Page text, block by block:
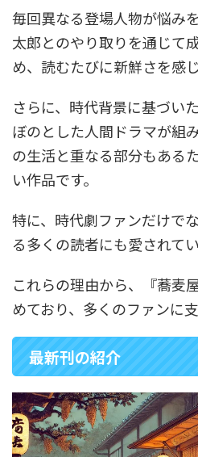
毎回異なる登場人物が悩み
太郎とのやり取りを通じて
め、読むたびに新鮮さを感
さらに、時代背景に基づい
ぼのとした人間ドラマが組
の生活と重なる部分もある
い作品です。
特に、時代劇ファンだけで
る多くの読者にも愛されて
これらの理由から、『蕎麦
めており、多くのファンに
最新刊の紹介